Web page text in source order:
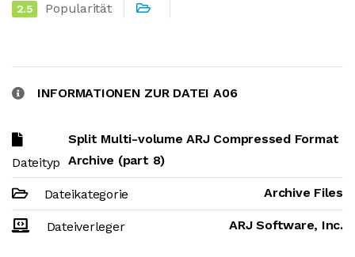
2.5 Popularität
INFORMATIONEN ZUR DATEI A06
Dateityp
Split Multi-volume ARJ Compressed Format
Archive (part 8)
Dateikategorie Archive Files
Dateiverleger ARJ Software, Inc.